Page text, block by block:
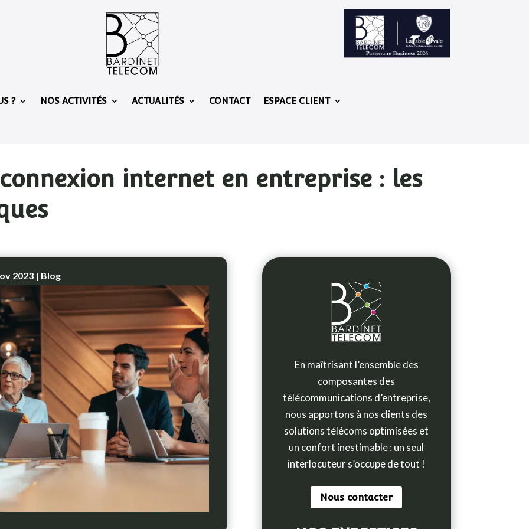
? NOS ACTIVITÉS ACTUALITÉS CONTACT ESPACE CLIENT
internet en entreprise : les
2023| Blog
En maîtrisant l’ensemble des
composantes des
télécommunications d’entreprise,
nous apportons à nos clients des
solutions télécoms optimisées et
un confort inestimable : un seul
interlocuteur s’occupe de tout !
Nous contacter